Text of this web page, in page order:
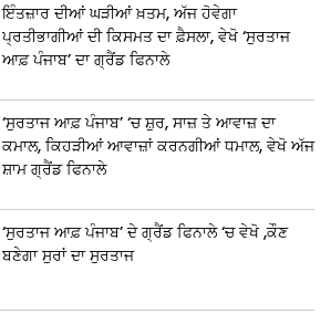
ਇੰਤਜ਼ਾਰ ਦੀਆਂ ਘੜੀਆਂ ਖ਼ਤਮ, ਅੱਜ ਹੋਵੇਗਾ
ਪ੍ਰਤੀਭਾਗੀਆਂ ਦੀ ਕਿਸਮਤ ਦਾ ਫ਼ੈਸਲਾ, ਵੇਖੋ ‘ਸੁਰਤਾਜ
ਆਫ਼ ਪੰਜਾਬ’ ਦਾ ਗ੍ਰੈਂਡ ਫਿਨਾਲੇ
‘ਸੁਰਤਾਜ ਆਫ਼ ਪੰਜਾਬ’ ‘ਚ ਸ਼ੁਰ, ਸਾਜ਼ ਤੇ ਆਵਾਜ਼ ਦਾ
ਕਮਾਲ, ਕਿਹੜੀਆਂ ਆਵਾਜ਼ਾਂ ਕਰਨਗੀਆਂ ਧਮਾਲ, ਵੇਖੋ ਅੱਜ
ਸ਼ਾਮ ਗ੍ਰੈਂਡ ਫਿਨਾਲੇ
‘ਸੁਰਤਾਜ ਆਫ਼ ਪੰਜਾਬ’ ਦੇ ਗ੍ਰੈਂਡ ਫਿਨਾਲੇ ‘ਚ ਵੇਖੋ ,ਕੌਣ
ਬਣੇਗਾ ਸੁਰਾਂ ਦਾ ਸੁਰਤਾਜ